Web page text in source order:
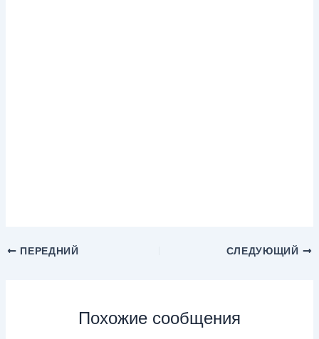
ПЕРЕДНИЙ СЛЕДУЮЩИЙ
Похожие сообщения